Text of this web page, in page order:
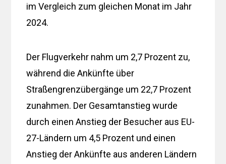
im Vergleich zum gleichen Monat im Jahr
2024.
Der Flugverkehr nahm um 2,7 Prozent zu,
während die Ankünfte über
Straßengrenzübergänge um 22,7 Prozent
zunahmen. Der Gesamtanstieg wurde
durch einen Anstieg der Besucher aus EU-
27-Ländern um 4,5 Prozent und einen
Anstieg der Ankünfte aus anderen Ländern